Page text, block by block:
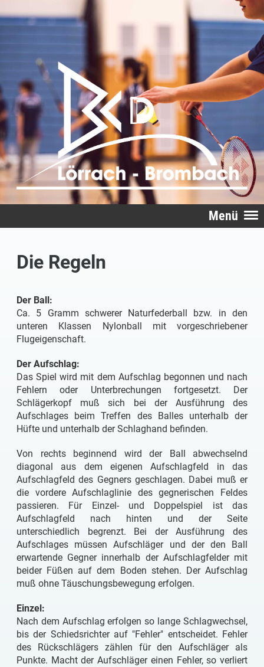
Menü
Die Regeln
Der Ball:
Ca. 5 Gramm schwerer Naturfederball bzw. in den
unteren Klassen Nylonball mit vorgeschriebener
Flugeigenschaft.
Der Aufschlag:
Das Spiel wird mit dem Aufschlag begonnen und nach
Fehlern oder Unterbrechungen fortgesetzt. Der
Schlägerkopf muß sich bei der Ausführung des
Aufschlages beim Treffen des Balles unterhalb der
Hüfte und unterhalb der Schlaghand befinden.
Von rechts beginnend wird der Ball abwechselnd
diagonal aus dem eigenen Aufschlagfeld in das
Aufschlagfeld des Gegners geschlagen. Dabei muß er
die vordere Aufschlaglinie des gegnerischen Feldes
passieren. Für Einzel- und Doppelspiel ist das
Aufschlagfeld nach hinten und der Seite
unterschiedlich begrenzt. Bei der Ausführung des
Aufschlages müssen Aufschläger und der den Ball
erwartende Gegner innerhalb der Aufschlagfelder mit
beider Füßen auf dem Boden stehen. Der Aufschlag
muß ohne Täuschungsbewegung erfolgen.
Einzel:
Nach dem Aufschlag erfolgen so lange Schlagwechsel,
bis der Schiedsrichter auf "Fehler" entscheidet. Fehler
des Rückschlägers zählen für den Aufschläger als
Punkte. Macht der Aufschläger einen Fehler, so verliert